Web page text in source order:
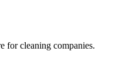
for cleaning companies.